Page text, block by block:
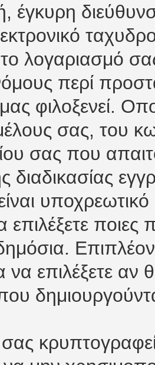
έγκυρη
το λογαριασμό
περί
φιλοξενεί.
σας, του
σας που
διαδικασίας
επιλέξετε
δημόσια.
να επιλέξετε αν